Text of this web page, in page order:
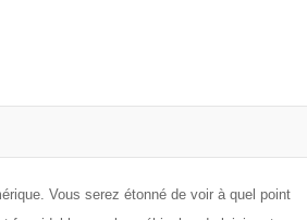
Vous serez étonné de voir à quel point